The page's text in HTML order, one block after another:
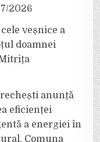
2026
veșnice a
doamnei
anunță
eficienței
a energiei în
Comuna